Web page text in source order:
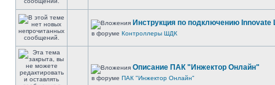
Инструкция по подключению Innovate
в форуме Контроллеры ШДК
Описание ПАК "Инжектор Онлайн"
в форуме ПАК "Инжектор Онлайн"